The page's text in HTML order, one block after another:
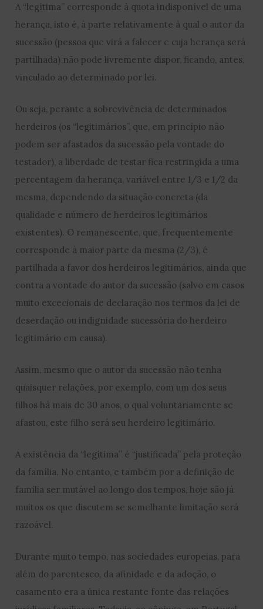
A “legítima” corresponde à quota indisponível de uma
herança, isto é, à parte relativamente à qual o autor da
sucessão (pessoa que virá a falecer e cuja herança será
partilhada) não pode livremente dispor, ficando, antes,
vinculado ao determinado por lei.
Ou seja, perante a sobrevivência de determinados
herdeiros (os “legitimários”, que, em princípio não
podem ser afastados da sucessão pela vontade do
testador), a liberdade de testar fica restringida a uma
percentagem da herança, variável entre 1/3 e 1/2 da
mesma, dependendo da situação concreta (da
qualidade e número de herdeiros legitimários
existentes). O remanescente, que, frequentemente
corresponde à maior parte da mesma (2/3), é
partilhada a favor dos herdeiros legitimários, ainda que
contra a vontade do autor da sucessão (salvo em casos
muito excecionais de declaração nos termos da lei de
deserdação ou indignidade sucessória do herdeiro
legitimário em causa).
Assim, mesmo que o autor da sucessão não tenha
quaisquer relações, por exemplo, com um dos seus
filhos há mais de 30 anos, o qual voluntariamente se
afastou, este filho será seu herdeiro legitimário.
A existência da “legítima” é “justificada” pela proteção
da família. No entanto, e também por a definição de
família ser mutável ao longo dos tempos, hoje são já
muitos os que discutem se semelhante limitação será
razoável.
Durante muito tempo, nas sociedades europeias, para
além do parentesco, da afinidade e da adoção, o
casamento era a única restante fonte das relações